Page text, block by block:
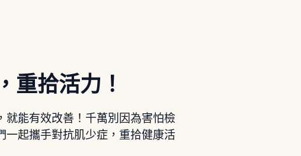
重拾活力！
就能有效改善！千萬別因為害怕檢
一起攜手對抗肌少症，重拾健康活